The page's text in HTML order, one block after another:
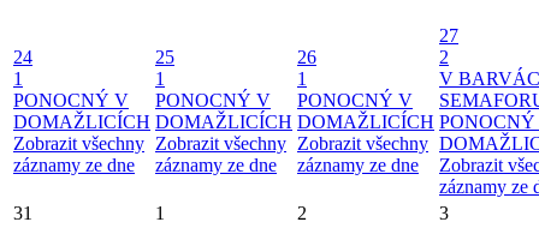
24
1
PONOCNÝ V
DOMAŽLICÍCH
Zobrazit všechny
záznamy ze dne
25
1
PONOCNÝ V
DOMAŽLICÍCH
Zobrazit všechny
záznamy ze dne
26
1
PONOCNÝ V
DOMAŽLICÍCH
Zobrazit všechny
záznamy ze dne
27
2
V
Zobrazit
záznamy ze
31
1 2 3